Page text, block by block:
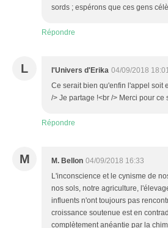
sords ; espérons que ces gens
Répondre
L l'Univers d'Erika 04/09/2018
Ce serait bien qu'enfin l'appel soit
/> Je partage !<br /> Merci pour
Répondre
M M. Bellon 04/09/2018 16:33
L'inconscience et le cynisme de
nos sols, notre agriculture,
influents n'ont toujours pas
croissance soutenue est en
complètement anéantie par la